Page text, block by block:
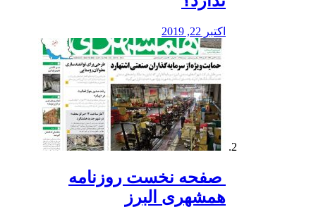
اکتبر 22, 2019
️ صفحه نخست روزنامه‌
همشهری البرز